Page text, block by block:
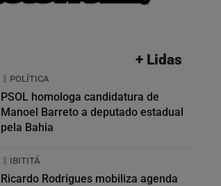
+ Lidas
POLÍTICA
PSOL homologa candidatura de
Manoel Barreto a deputado estadual
pela Bahia
IBITITÁ
Ricardo Rodrigues mobiliza agenda